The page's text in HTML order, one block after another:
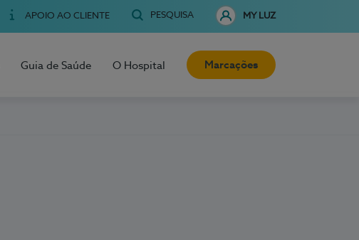
APOIO AO CLIENTE PESQUISA MY LUZ
Guia de Saúde O Hospital Marcações